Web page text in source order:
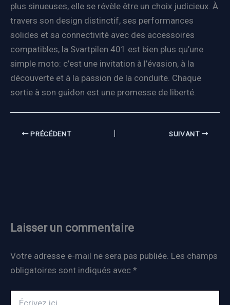
plus sinueuses, elle se révèle être un choix judicieux. À
travers son design distinctif, ses performances
solides et sa connectivité avec des accessoires
compatibles, la Svartpilen 401 est bien plus qu’une
simple moto: c’est une invitation à l’évasion, à la
découverte et à la passion de la conduite. Chaque
sortie à son guidon est une promesse de liberté.
PRÉCÉDENT SUIVANT
Laisser un commentaire
Votre adresse e-mail ne sera pas publiée. Les champs
obligatoires sont indiqués avec *